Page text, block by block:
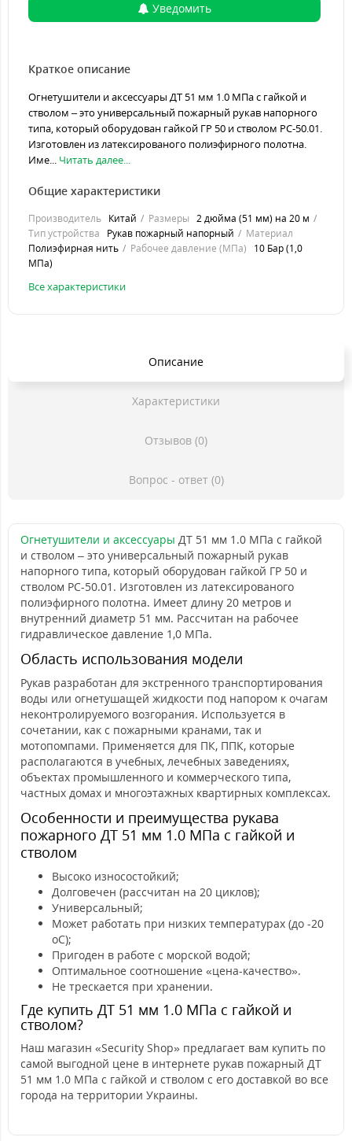
Уведомить
Краткое описание
Огнетушители и аксессуары ДТ 51 мм 1.0 МПа с гайкой и
стволом – это универсальный пожарный рукав напорного
типа, который оборудован гайкой ГР 50 и стволом РС-50.01.
Изготовлен из латексированого полиэфирного полотна.
Име... Читать далее...
Общие характеристики
Производитель Китай Размеры 2 дюйма (51 мм) на 20 м
Тип устройства
Рукав пожарный напорный
Материал
Полиэфирная нить
Рабочее давление (МПа)
10 Бар (1,0
МПа)
Все характеристики
Описание
Характеристики
Отзывов (0)
Вопрос - ответ (0)
Огнетушители и аксессуары ДТ 51 мм 1.0 МПа с гайкой
и стволом – это универсальный пожарный рукав
напорного типа, который оборудован гайкой ГР 50 и
стволом РС-50.01. Изготовлен из латексированого
полиэфирного полотна. Имеет длину 20 метров и
внутренний диаметр 51 мм. Рассчитан на рабочее
гидравлическое давление 1,0 МПа.
Область использования модели
Рукав разработан для экстренного транспортирования
воды или огнетушащей жидкости под напором к очагам
неконтролируемого возгорания. Используется в
сочетании, как с пожарными кранами, так и
мотопомпами. Применяется для ПК, ППК, которые
располагаются в учебных, лечебных заведениях,
объектах промышленного и коммерческого типа,
частных домах и многоэтажных квартирных комплексах.
Особенности и преимущества рукава
пожарного ДТ 51 мм 1.0 МПа с гайкой и
стволом
Высоко износостойкий;
Долговечен (рассчитан на 20 циклов);
Универсальный;
Может работать при низких температурах (до -20
оС);
Пригоден в работе с морской водой;
Оптимальное соотношение «цена-качество».
Не трескается при хранении.
Где купить ДТ 51 мм 1.0 МПа с гайкой и
стволом?
Наш магазин «Security Shop» предлагает вам купить по
самой выгодной цене в интернете рукав пожарный ДТ
51 мм 1.0 МПа с гайкой и стволом с его доставкой во все
города на территории Украины.